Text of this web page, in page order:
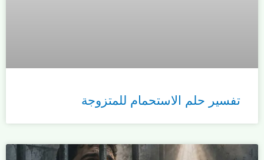
تفسير حلم الاستحمام للمتزوجة